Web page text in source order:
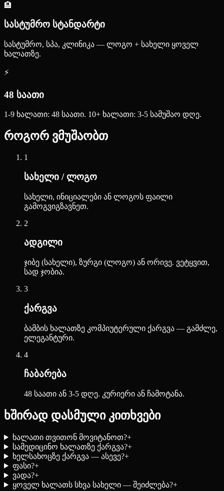
🏨
სასტუმრო სტანდარტი
სასტუმრო, სპა, კლინიკა — ლოგო + სახელი ყოველ
ხალათზე.
⚡
48 საათი
1-9 ხალათი: 48 საათი. 10+ ხალათი: 3-5 სამუშაო დღე.
როგორ ვმუშაობთ
1
სახელი / ლოგო
სახელი, ინიციალები ან ლოგოს ფაილი
გამოგვიგზავნეთ.
2
ადგილი
ჯიბე (სახელი), ზურგი (ლოგო) ან ორივე. ვეტყვით,
სად ჯობია.
3
ქარგვა
ბამბის ხალათზე კომპიუტერული ქარგვა — გამძლე,
ელეგანტური.
4
ჩაბარება
48 საათი ან 3-5 დღე. კურიერი ან ჩამოტანა.
ხშირად დასმული კითხვები
ხალათი თვითონ მოვიტანოთ?+
სამედიცინო ხალათზე ქარგვა?+
ხელსახოცზე ქარგვა — ასევე?+
ფასი?+
ვადა?+
ყოველ ხალათს სხვა სახელი — შეიძლება?+